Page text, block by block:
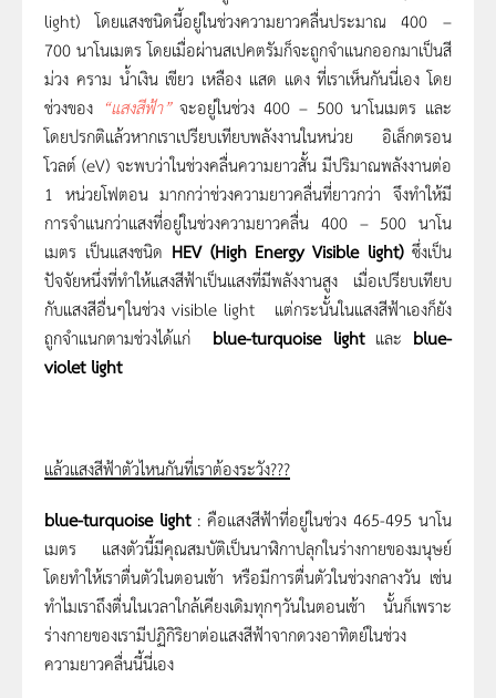
light) โดยแสงชนิดนี้อยู่ในช่วงความยาวคลื่นประมาณ 400 –
700 นาโนเมตร โดยเมื่อผ่านสเปคตรัมก็จะถูกจำแนกออกมาเป็นสี
ม่วง คราม น้ำเงิน เขียว เหลือง แสด แดง ที่เราเห็นกันนี่เอง โดย
ช่วงของ “แสงสีฟ้า”จะอยู่ในช่วง 400 – 500 นาโนเมตร และ
โดยปรกติแล้วหากเราเปรียบเทียบพลังงานในหน่วย อิเล็กตรอน
โวลต์ (eV) จะพบว่าในช่วงคลื่นความยาวสั้น มีปริมาณพลังงานต่อ
1 หน่วยโฟตอน มากกว่าช่วงความยาวคลื่นที่ยาวกว่า จึงทำให้มี
การจำแนกว่าแสงที่อยู่ในช่วงความยาวคลื่น 400 – 500 นาโน
เมตร เป็นแสงชนิด HEV (High Energy Visible light)ซึ่งเป็น
ปัจจัยหนึ่งที่ทำให้แสงสีฟ้าเป็นแสงที่มีพลังงานสูง เมื่อเปรียบเทียบ
กับแสงสีอื่นๆในช่วง visible light แต่กระนั้นในแสงสีฟ้าเองก็ยัง
ถูกจำแนกตามช่วงได้แก่ blue-turquoise lightและ blue-
violet light
แล้วแสงสีฟ้าตัวไหนกันที่เราต้องระวัง???
blue-turquoise light : คือแสงสีฟ้าที่อยู่ในช่วง 465-495 นาโน
เมตร แสงตัวนี้มีคุณสมบัติเป็นนาฬิกาปลุกในร่างกายของมนุษย์
โดยทำให้เราตื่นตัวในตอนเช้า หรือมีการตื่นตัวในช่วงกลางวัน เช่น
ทำไมเราถึงตื่นในเวลาใกล้เคียงเดิมทุกๆวันในตอนเช้า นั้นก็เพราะ
ร่างกายของเรามีปฏิกิริยาต่อแสงสีฟ้าจากดวงอาทิตย์ในช่วง
ความยาวคลื่นนี้นี่เอง